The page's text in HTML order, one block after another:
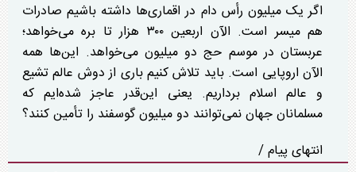
اگر یک میلیون رأس دام در اقماری‌ها داشته باشیم صادرات
هم میسر است. الآن اربعین ۳۰۰ هزار تا بره می‌خواهد؛
عربستان در موسم حج دو میلیون می‌خواهد. این‌ها همه
الآن اروپایی است. باید تلاش کنیم باری از دوش عالم تشیع
و عالم اسلام برداریم. یعنی این‌قدر عاجز شده‌ایم که
مسلمانان جهان نمی‌توانند دو میلیون گوسفند را تأمین کنند؟
انتهای پیام /